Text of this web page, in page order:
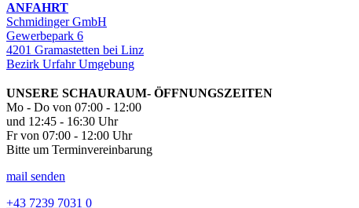
ANFAHRT
Schmidinger GmbH
Gewerbepark 6
4201 Gramastetten bei Linz
Bezirk Urfahr Umgebung
UNSERE SCHAURAUM- ÖFFNUNGSZEITEN
Mo - Do von 07:00 - 12:00
und 12:45 - 16:30 Uhr
Fr von 07:00 - 12:00 Uhr
Bitte um Terminvereinbarung
mail senden
+43 7239 7031 0